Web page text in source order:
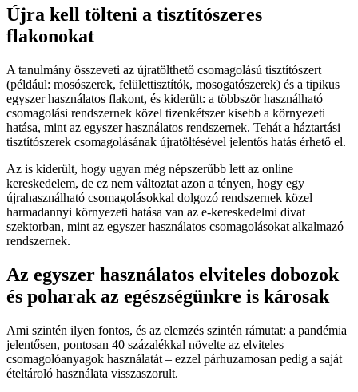
Újra kell tölteni a tisztítószeres
flakonokat
A tanulmány összeveti az újratölthető csomagolású tisztítószert
(például: mosószerek, felülettisztítók, mosogatószerek) és a tipikus
egyszer használatos flakont, és kiderült: a többször használható
csomagolási rendszernek közel tizenkétszer kisebb a környezeti
hatása, mint az egyszer használatos rendszernek. Tehát a háztartási
tisztítószerek csomagolásának újratöltésével jelentős hatás érhető el.
Az is kiderült, hogy ugyan még népszerűbb lett az online
kereskedelem, de ez nem változtat azon a tényen, hogy egy
újrahasználható csomagolásokkal dolgozó rendszernek közel
harmadannyi környezeti hatása van az e-kereskedelmi divat
szektorban, mint az egyszer használatos csomagolásokat alkalmazó
rendszernek.
Az egyszer használatos elviteles dobozok
és poharak az egészségünkre is károsak
Ami szintén ilyen fontos, és az elemzés szintén rámutat: a pandémia
jelentősen, pontosan 40 százalékkal növelte az elviteles
csomagolóanyagok használatát – ezzel párhuzamosan pedig a saját
ételtároló használata visszaszorult.